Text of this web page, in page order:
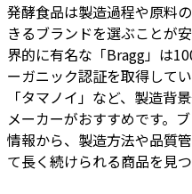
発酵食品は製造過程や原料
きるブランドを選ぶことが
界的に有名な「Bragg」は
ーガニック認証を取得して
「タマノイ」など、製造背
メーカーがおすすめです。
情報から、製造方法や品質
て長く続けられる商品を見つ